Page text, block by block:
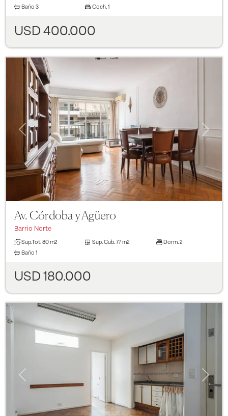
Baño 3 Coch. 1
USD 400.000
Previous
Av. Córdoba y Agüero
Barrio Norte
Sup.Tot. 80 m2 Sup. Cub. 77 m2 Dorm. 2
Baño 1
USD 180.000
Previous